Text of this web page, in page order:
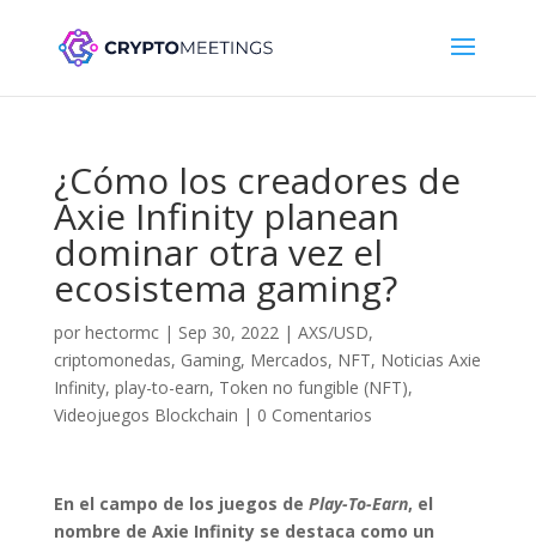
¿Cómo los creadores de
Axie Infinity planean
dominar otra vez el
ecosistema gaming?
por hectormc| Sep 30, 2022| AXS/USD,
criptomonedas, Gaming, Mercados, NFT, Noticias Axie
Infinity, play-to-earn, Token no fungible (NFT),
Videojuegos Blockchain | 0 Comentarios
En el campo de los juegos de Play-To-Earn, el
nombre de Axie Infinity se destaca como un